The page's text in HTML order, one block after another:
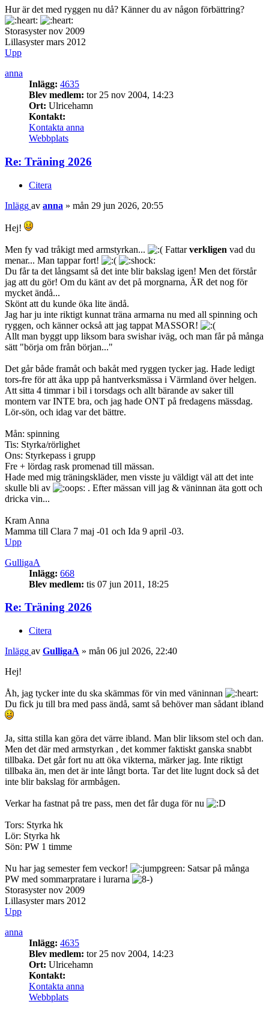
Hur är det med ryggen nu då? Känner du av någon förbättring?
Storasyster nov 2009
Lillasyster mars 2012
Upp
anna
Inlägg: 4635
Blev medlem: tor 25 nov 2004, 14:23
Ort: Ulricehamn
Kontakt:
Kontakta anna
Webbplats
Re: Träning 2026
Citera
Inlägg av anna » mån 29 jun 2026, 20:55
Hej!
Men fy vad tråkigt med armstyrkan... Fattarverkligen vad du
menar... Man tappar fort!
Du får ta det långsamt så det inte blir bakslag igen! Men det förstår
jag att du gör! Om du känt av det på morgnarna, ÄR det nog för
mycket ändå...
Skönt att du kunde öka lite ändå.
Jag har ju inte riktigt kunnat träna armarna nu med all spinning och
ryggen, och känner också att jag tappat MASSOR!
Allt man byggt upp liksom bara swishar iväg, och man får på många
sätt "börja om från början..."
Det går både framåt och bakåt med ryggen tycker jag. Hade ledigt
tors-fre för att åka upp på hantverksmässa i Värmland över helgen.
Att sitta 4 timmar i bil i torsdags och allt bärande av saker till
montern var INTE bra, och jag hade ONT på fredagens mässdag.
Lör-sön, och idag var det bättre.
Mån: spinning
Tis: Styrka/rörlighet
Ons: Styrkepass i grupp
Fre + lördag rask promenad till mässan.
Hade med mig träningskläder, men visste ju väldigt väl att det inte
skulle bli av
. Efter mässan vill jag & väninnan äta gott och
dricka vin...
Kram Anna
Mamma till Clara 7 maj -01 och Ida 9 april -03.
Upp
GulligaA
Inlägg: 668
Blev medlem: tis 07 jun 2011, 18:25
Re: Träning 2026
Citera
Inlägg av GulligaA » mån 06 jul 2026, 22:40
Hej!
Åh, jag tycker inte du ska skämmas för vin med väninnan
Du fick ju till bra med pass ändå, samt så behöver man sådant ibland
Ja, sitta stilla kan göra det värre ibland. Man blir liksom stel och dan.
Men det där med armstyrkan , det kommer faktiskt ganska snabbt
tillbaka. Det går fort nu att öka vikterna, märker jag. Inte riktigt
tillbaka än, men det är inte långt borta. Tar det lite lugnt dock så det
inte blir bakslag för armbågen.
Verkar ha fastnat på tre pass, men det får duga för nu
Tors: Styrka hk
Lör: Styrka hk
Sön: PW 1 timme
Nu har jag semester fem veckor!
Satsar på många
PW med sommarpratare i lurarna
Storasyster nov 2009
Lillasyster mars 2012
Upp
anna
Inlägg: 4635
Blev medlem: tor 25 nov 2004, 14:23
Ort: Ulricehamn
Kontakt:
Kontakta anna
Webbplats